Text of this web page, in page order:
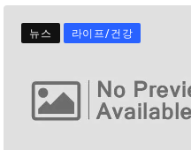
뉴스 라이프/건강